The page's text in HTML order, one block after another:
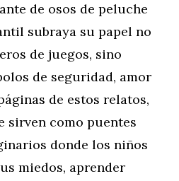
de osos de peluche
subraya su papel no
de juegos, sino
de seguridad, amor
de estos relatos,
sirven como puentes
donde los niños
miedos, aprender